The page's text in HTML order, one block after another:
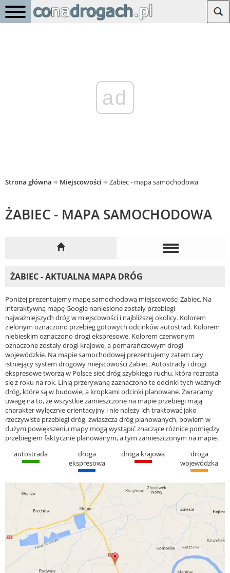
ad
Strona główna Miejscowości Żabiec - mapa samochodowa
ŻABIEC - MAPA SAMOCHODOWA
ŻABIEC - AKTUALNA MAPA DRÓG
Poniżej prezentujemy mapę samochodową miejscowości Żabiec. Na
interaktywną mapę Google naniesione zostały przebiegi
najważniejszych dróg w miejscowości i najbliższej okolicy. Kolorem
zielonym oznaczono przebieg gotowych odcinków autostrad. Kolorem
niebieskim oznaczono drogi ekspresowe. Kolorem czerwonym
oznaczone zostały drogi krajowe, a pomarańczowym drogi
wojewódzkie. Na mapie samochodowej prezentujemy zatem cały
istniejący system drogowy miejscowości Żabiec. Autostrady i drogi
ekspresowe tworzą w Polsce sieć dróg szybkiego ruchu, która rozrasta
się z roku na rok. Linią przerywaną zaznaczono te odcinki tych ważnych
dróg, które są w budowie, a kropkami odcinki planowane. Zwracamy
uwagę na to, że wszystkie zamieszczone na mapie przebiegi mają
charakter wyłącznie orientacyjny i nie należy ich traktować jako
rzeczywiste przebiegi dróg, zwłaszcza dróg planowanych, bowiem w
dużym powiększeniu mapy mogą wystąpić znaczące różnice pomiędzy
przebiegiem faktycznie planowanym, a tym zamieszczonym na mapie.
autostrada
droga
ekspresowa
droga krajowa
droga
wojewódzka